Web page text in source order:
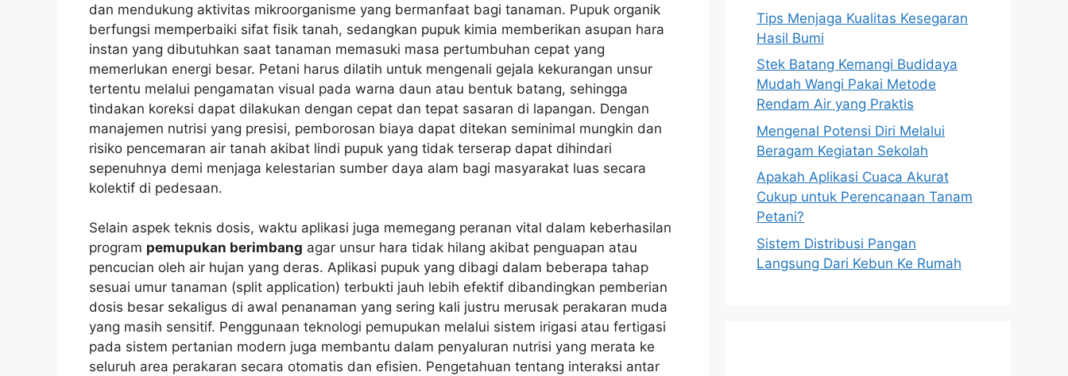
dan mendukung aktivitas mikroorganisme yang bermanfaat bagi tanaman. Pupuk organik
berfungsi memperbaiki sifat fisik tanah, sedangkan pupuk kimia memberikan asupan hara
instan yang dibutuhkan saat tanaman memasuki masa pertumbuhan cepat yang
memerlukan energi besar. Petani harus dilatih untuk mengenali gejala kekurangan unsur
tertentu melalui pengamatan visual pada warna daun atau bentuk batang, sehingga
tindakan koreksi dapat dilakukan dengan cepat dan tepat sasaran di lapangan. Dengan
manajemen nutrisi yang presisi, pemborosan biaya dapat ditekan seminimal mungkin dan
risiko pencemaran air tanah akibat lindi pupuk yang tidak terserap dapat dihindari
sepenuhnya demi menjaga kelestarian sumber daya alam bagi masyarakat luas secara
kolektif di pedesaan.
Selain aspek teknis dosis, waktu aplikasi juga memegang peranan vital dalam keberhasilan
program pemupukan berimbang agar unsur hara tidak hilang akibat penguapan atau
pencucian oleh air hujan yang deras. Aplikasi pupuk yang dibagi dalam beberapa tahap
sesuai umur tanaman (split application) terbukti jauh lebih efektif dibandingkan pemberian
dosis besar sekaligus di awal penanaman yang sering kali justru merusak perakaran muda
yang masih sensitif. Penggunaan teknologi pemupukan melalui sistem irigasi atau fertigasi
pada sistem pertanian modern juga membantu dalam penyaluran nutrisi yang merata ke
seluruh area perakaran secara otomatis dan efisien. Pengetahuan tentang interaksi antar
Tips Menjaga Kualitas Kesegaran
Hasil Bumi
Stek Batang Kemangi Budidaya
Mudah Wangi Pakai Metode
Rendam Air yang Praktis
Mengenal Potensi Diri Melalui
Beragam Kegiatan Sekolah
Apakah Aplikasi Cuaca Akurat
Cukup untuk Perencanaan Tanam
Petani?
Sistem Distribusi Pangan
Langsung Dari Kebun Ke Rumah